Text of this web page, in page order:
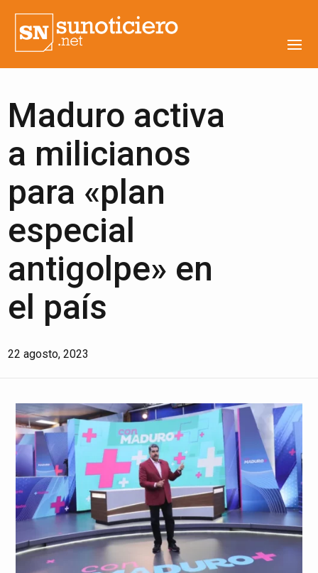
Maduro activa
a milicianos
para «plan
especial
antigolpe» en
el país
22 agosto, 2023